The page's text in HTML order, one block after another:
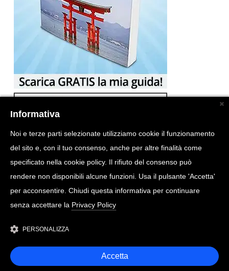
Informativa
Noi e terze parti selezionate utilizziamo cookie il funzionamento
del sito e, con il tuo consenso, anche per altre finalità come
specificato nella cookie policy. Il rifiuto del consenso può
rendere non disponibili alcune funzioni. Usa il pulsante 'Accetta'
per acconsentire. Chiudi questa informativa per continuare
senza accettare la Privacy Policy
PERSONALIZZA
Accetta